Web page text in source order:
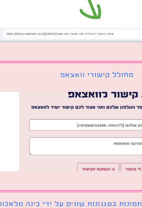
קישורי וואצאפ
שונים על ידי בינה מלאכותית